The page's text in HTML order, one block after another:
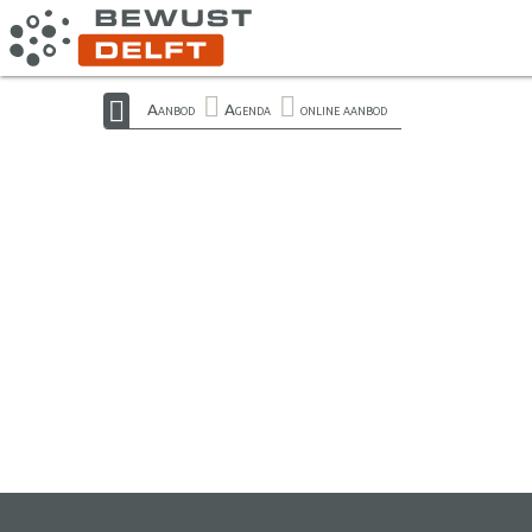
Aanbod Agenda online aanbod